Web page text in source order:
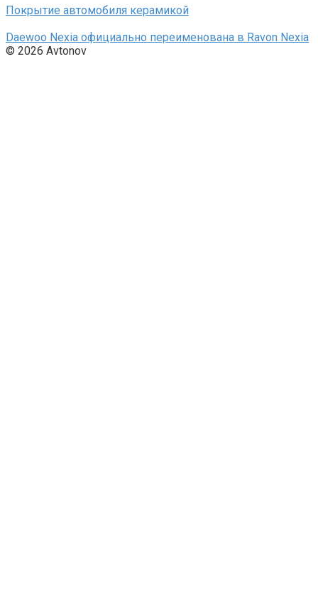
Покрытие автомобиля керамикой
Daewoo Nexia официально переименована в Ravon Nexia
© 2026 Avtonov